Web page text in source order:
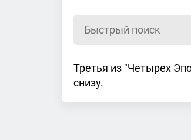
Третья из "Четырех
снизу.